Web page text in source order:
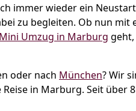
immer wieder ein
zu begleiten. Ob nun mit
Mini Umzug in Marburg geht,
oder nach München? Wir
in Marburg. Seit über